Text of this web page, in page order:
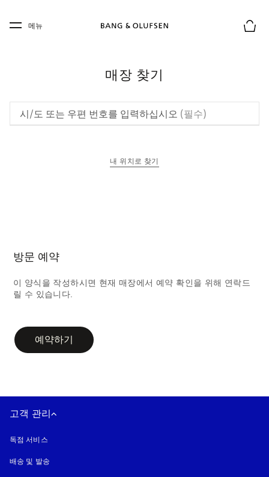
Skip to main footer
메뉴
매장 찾기
시/도 또는 우편 번호를 입력하십시오 (필수)
내 위치로 찾기
방문 예약
이 양식을 작성하시면 현재 매장에서 예약 확인을 위해 연락드
릴 수 있습니다.
예약하기
고객 관리
독점 서비스
배송 및 발송